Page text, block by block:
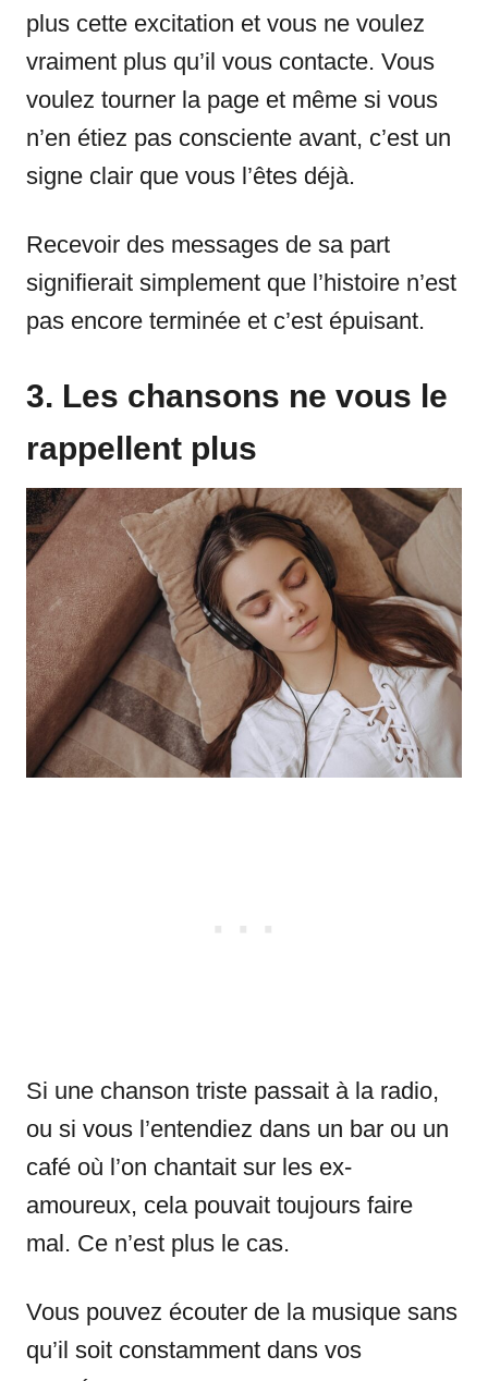
plus cette excitation et vous ne voulez
vraiment plus qu’il vous contacte. Vous
voulez tourner la page et même si vous
n’en étiez pas consciente avant, c’est un
signe clair que vous l’êtes déjà.
Recevoir des messages de sa part
signifierait simplement que l’histoire n’est
pas encore terminée et c’est épuisant.
3. Les chansons ne vous le
rappellent plus
Si une chanson triste passait à la radio,
ou si vous l’entendiez dans un bar ou un
café où l’on chantait sur les ex-
amoureux, cela pouvait toujours faire
mal. Ce n’est plus le cas.
Vous pouvez écouter de la musique sans
qu’il soit constamment dans vos